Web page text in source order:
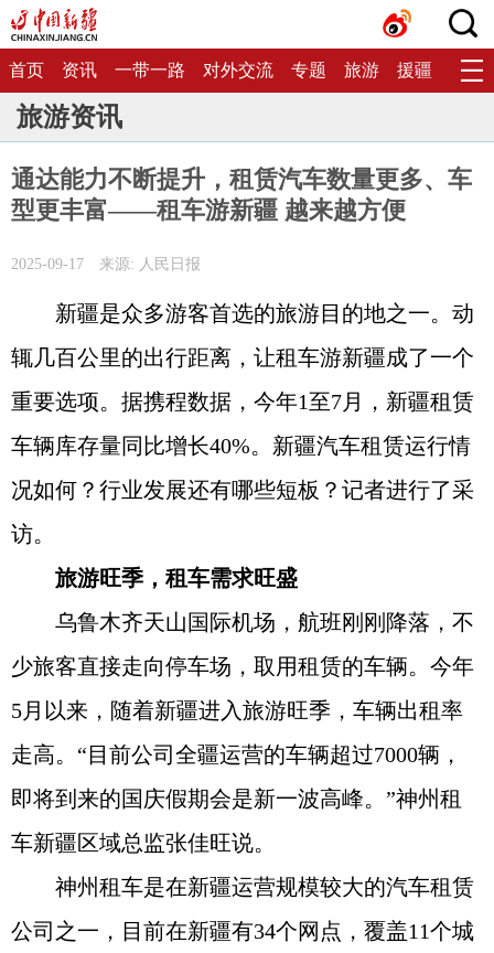
首页 资讯 一带一路 对外交流 专题 旅游 援疆 生态
旅游资讯
通达能力不断提升，租赁汽车数量更多、车
型更丰富——租车游新疆 越来越方便
2025-09-17 来源: 人民日报
新疆是众多游客首选的旅游目的地之一。动
辄几百公里的出行距离，让租车游新疆成了一个
重要选项。据携程数据，今年1至7月，新疆租赁
车辆库存量同比增长40%。新疆汽车租赁运行情
况如何？行业发展还有哪些短板？记者进行了采
访。
旅游旺季，租车需求旺盛
乌鲁木齐天山国际机场，航班刚刚降落，不
少旅客直接走向停车场，取用租赁的车辆。今年
5月以来，随着新疆进入旅游旺季，车辆出租率
走高。“目前公司全疆运营的车辆超过7000辆，
即将到来的国庆假期会是新一波高峰。”神州租
车新疆区域总监张佳旺说。
神州租车是在新疆运营规模较大的汽车租赁
公司之一，目前在新疆有34个网点，覆盖11个城